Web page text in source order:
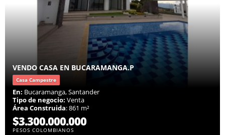
VENDO CASA EN BUCARAMANGA.P
Casa Campestre
En: Bucaramanga, Santander
Tipo de negocio: Venta
Área Construida: 861 m²
$3.300.000.000
PESOS COLOMBIANOS